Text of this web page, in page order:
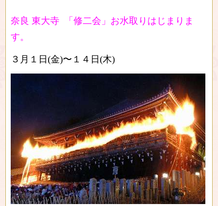
奈良 東大寺 「修二会」お水取りはじまりま
す。
３月１日(金)〜１４日(木)